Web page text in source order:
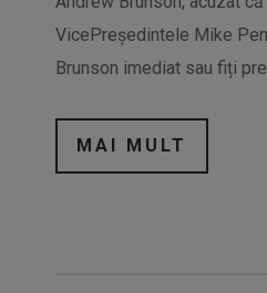
VicePreședintele Mike
Brunson imediat sau fiți
MAI MULT